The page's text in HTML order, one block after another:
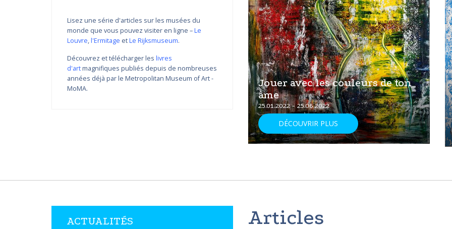
Lisez une série d'articles sur les musées du
monde que vous pouvez visiter en ligne –Le
Louvre,l'Ermitage etLe Rijksmuseum.
Découvrez et télécharger les livres
d'artmagnifiques publiés depuis de nombreuses
années déjà par le Metropolitan Museum of Art -
MoMA.
Variations de couleur de
Nikolay Yanakiev I
Jouer avec les couleurs de ton
âme
25.01.2022 - 25.06.2022
DÉCOUVRIR PLUS
ACTUALITÉS Articles